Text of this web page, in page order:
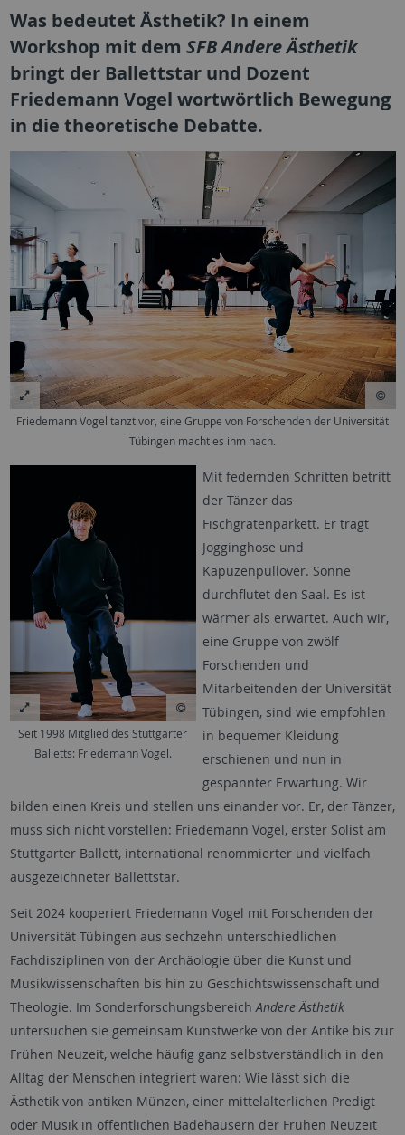
Was bedeutet Ästhetik? In einem
Workshop mit dem SFB Andere Ästhetik
bringt der Ballettstar und Dozent
Friedemann Vogel wortwörtlich Bewegung
in die theoretische Debatte.
Friedemann Vogel tanzt vor, eine Gruppe von Forschenden der Universität
Tübingen macht es ihm nach.
Seit 1998 Mitglied des Stuttgarter
Balletts: Friedemann Vogel.
Mit federnden Schritten betritt
der Tänzer das
Fischgrätenparkett. Er trägt
Jogginghose und
Kapuzenpullover. Sonne
durchflutet den Saal. Es ist
wärmer als erwartet. Auch wir,
eine Gruppe von zwölf
Forschenden und
Mitarbeitenden der Universität
Tübingen, sind wie empfohlen
in bequemer Kleidung
erschienen und nun in
gespannter Erwartung. Wir
bilden einen Kreis und stellen uns einander vor. Er, der Tänzer,
muss sich nicht vorstellen: Friedemann Vogel, erster Solist am
Stuttgarter Ballett, international renommierter und vielfach
ausgezeichneter Ballettstar.
Seit 2024 kooperiert Friedemann Vogel mit Forschenden der
Universität Tübingen aus sechzehn unterschiedlichen
Fachdisziplinen von der Archäologie über die Kunst und
Musikwissenschaften bis hin zu Geschichtswissenschaft und
Theologie. Im SonderforschungsbereichAndere Ästhetik
untersuchen sie gemeinsam Kunstwerke von der Antike bis zur
Frühen Neuzeit, welche häufig ganz selbstverständlich in den
Alltag der Menschen integriert waren: Wie lässt sich die
Ästhetik von antiken Münzen, einer mittelalterlichen Predigt
oder Musik in öffentlichen Badehäusern der Frühen Neuzeit